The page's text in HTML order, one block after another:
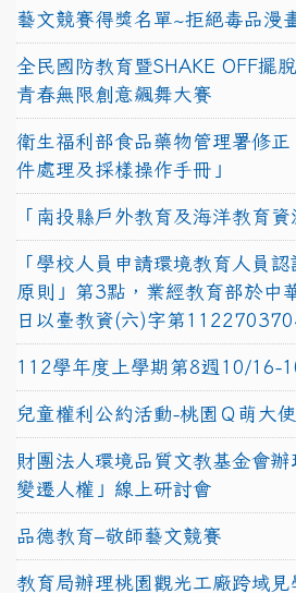
藝文競賽得獎名單~拒絕毒品漫
全民國防教育暨SHAKE OFF擺
青春無限創意飆舞大賽
衛生福利部食品藥物管理署修
件處理及採樣操作手冊」
「南投縣戶外教育及海洋教育資
「學校人員申請環境教育人員
原則」第3點，業經教育部於中
日以臺教資(六)字第
112學年度上學期第8週10/16-
兒童權利公約活動-桃園Ｑ萌大
財團法人環境品質文教基金會
變遷人權」線上研討會
品德教育–敬師藝文競賽
教育局辦理桃園觀光工廠跨域